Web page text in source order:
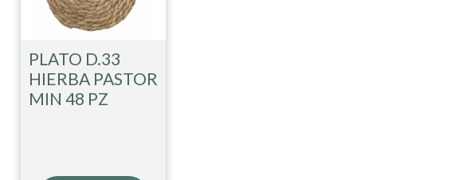
PLATO D.33
HIERBA PASTOR
MIN 48 PZ